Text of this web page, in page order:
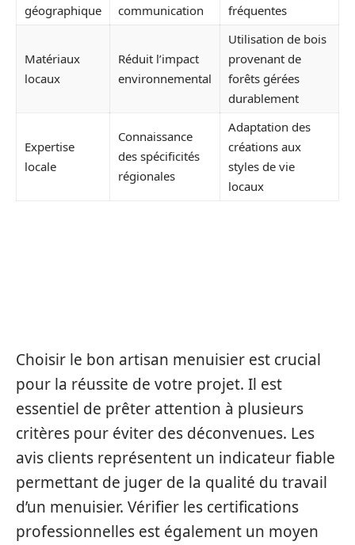
géographique
communication
fréquentes
Matériaux
locaux
Réduit l’impact
environnemental
Utilisation de bois
provenant de
forêts gérées
durablement
Expertise
locale
Connaissance
des spécificités
régionales
Adaptation des
créations aux
styles de vie
locaux
Choisir le bon artisan menuisier est crucial
pour la réussite de votre projet. Il est
essentiel de prêter attention à plusieurs
critères pour éviter des déconvenues. Les
avis clients représentent un indicateur fiable
permettant de juger de la qualité du travail
d’un menuisier. Vérifier les certifications
professionnelles est également un moyen